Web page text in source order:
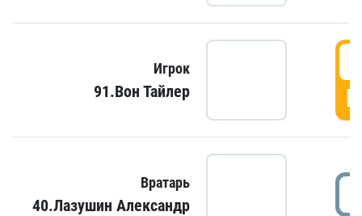
Игрок
91.Вон Тайлер
Вратарь
40.Лазушин Александр